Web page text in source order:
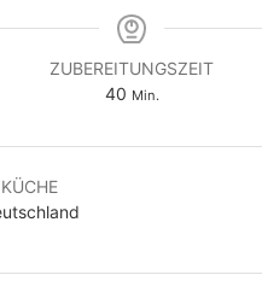
ZUBEREITUNGSZEIT
40 Min.
KÜCHE